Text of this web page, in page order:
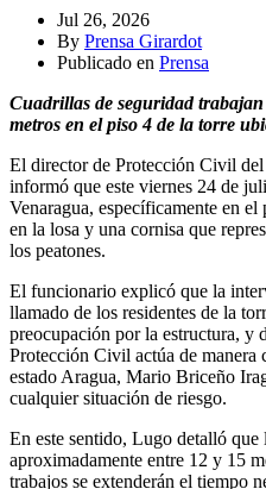
Jul 26, 2026
By Prensa Girardot
Publicado en Prensa
Cuadrillas de seguridad
metros en el piso 4 de la torre
El director de Protección Civil
informó que este viernes 24 de
Venaragua, específicamente en
en la losa y una cornisa que
los peatones.
El funcionario explicó que la
llamado de los residentes de la
preocupación por la estructura, y
Protección Civil actúa de manera
estado Aragua, Mario Briceño
cualquier situación de riesgo.
En este sentido, Lugo detalló que
aproximadamente entre 12 y 15
trabajos se extenderán el tiempo